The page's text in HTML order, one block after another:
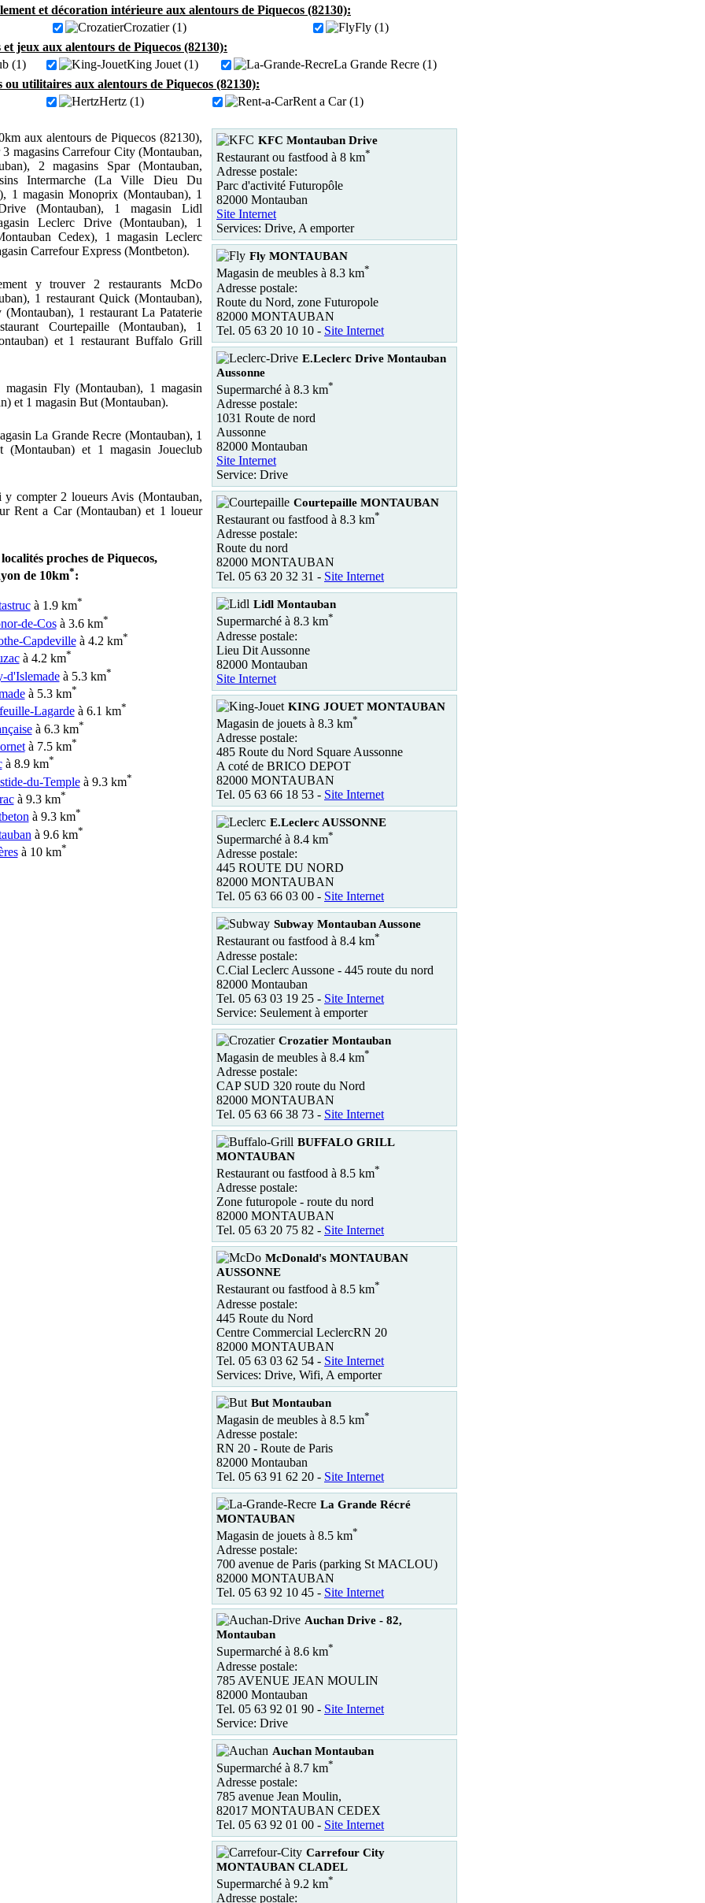
et décoration intérieure aux alentours de Piquecos (82130):
Crozatier (1)
Fly (1)
et jeux aux alentours de Piquecos (82130):
(1)
King Jouet (1)
La Grande Recre (1)
ou utilitaires aux alentours de Piquecos (82130):
Hertz (1)
Rent a Car (1)
aux alentours de Piquecos (82130),
magasins Carrefour City (Montauban,
2 magasins Spar (Montauban,
Intermarche (La Ville Dieu Du
1 magasin Monoprix (Montauban), 1
(Montauban), 1 magasin Lidl
Leclerc Drive (Montauban), 1
Cedex), 1 magasin Leclerc
Carrefour Express (Montbeton).
y trouver 2 restaurants McDo
1 restaurant Quick (Montauban),
(Montauban), 1 restaurant La Pataterie
Courtepaille (Montauban), 1
et 1 restaurant Buffalo Grill
Fly (Montauban), 1 magasin
et 1 magasin But (Montauban).
La Grande Recre (Montauban), 1
(Montauban) et 1 magasin Joueclub
y compter 2 loueurs Avis (Montauban,
Rent a Car (Montauban) et 1 loueur
proches de Piquecos,
de 10km*:
à 1.9 km*
de-Cosà 3.6 km*
Capdevilleà 4.2 km*
à 4.2 km*
d'Islemadeà 5.3 km*
à 5.3 km*
Lagardeà 6.1 km*
à 6.3 km*
à 7.5 km*
à 8.9 km*
du-Templeà 9.3 km*
à 9.3 km*
à 9.3 km*
à 9.6 km*
à 10 km*
KFC Montauban Drive
Restaurant ou fastfood à 8 km*
Adresse postale:
Parc d'activité Futuropôle
82000 Montauban
Site Internet
Services: Drive, A emporter
Fly MONTAUBAN
Magasin de meubles à 8.3 km*
Adresse postale:
Route du Nord, zone Futuropole
82000 MONTAUBAN
Tel. 05 63 20 10 10 - Site Internet
E.Leclerc Drive Montauban
Aussonne
Supermarché à 8.3 km*
Adresse postale:
1031 Route de nord
Aussonne
82000 Montauban
Site Internet
Service: Drive
Courtepaille MONTAUBAN
Restaurant ou fastfood à 8.3 km*
Adresse postale:
Route du nord
82000 MONTAUBAN
Tel. 05 63 20 32 31 - Site Internet
Lidl Montauban
Supermarché à 8.3 km*
Adresse postale:
Lieu Dit Aussonne
82000 Montauban
Site Internet
KING JOUET MONTAUBAN
Magasin de jouets à 8.3 km*
Adresse postale:
485 Route du Nord Square Aussonne
A coté de BRICO DEPOT
82000 MONTAUBAN
Tel. 05 63 66 18 53 - Site Internet
E.Leclerc AUSSONNE
Supermarché à 8.4 km*
Adresse postale:
445 ROUTE DU NORD
82000 MONTAUBAN
Tel. 05 63 66 03 00 - Site Internet
Subway Montauban Aussone
Restaurant ou fastfood à 8.4 km*
Adresse postale:
C.Cial Leclerc Aussone - 445 route du nord
82000 Montauban
Tel. 05 63 03 19 25 - Site Internet
Service: Seulement à emporter
Crozatier Montauban
Magasin de meubles à 8.4 km*
Adresse postale:
CAP SUD 320 route du Nord
82000 MONTAUBAN
Tel. 05 63 66 38 73 - Site Internet
BUFFALO GRILL
MONTAUBAN
Restaurant ou fastfood à 8.5 km*
Adresse postale:
Zone futuropole - route du nord
82000 MONTAUBAN
Tel. 05 63 20 75 82 - Site Internet
McDonald's MONTAUBAN
AUSSONNE
Restaurant ou fastfood à 8.5 km*
Adresse postale:
445 Route du Nord
Centre Commercial LeclercRN 20
82000 MONTAUBAN
Tel. 05 63 03 62 54 - Site Internet
Services: Drive, Wifi, A emporter
But Montauban
Magasin de meubles à 8.5 km*
Adresse postale:
RN 20 - Route de Paris
82000 Montauban
Tel. 05 63 91 62 20 - Site Internet
La Grande Récré
MONTAUBAN
Magasin de jouets à 8.5 km*
Adresse postale:
700 avenue de Paris (parking St MACLOU)
82000 MONTAUBAN
Tel. 05 63 92 10 45 - Site Internet
Auchan Drive - 82,
Montauban
Supermarché à 8.6 km*
Adresse postale:
785 AVENUE JEAN MOULIN
82000 Montauban
Tel. 05 63 92 01 90 - Site Internet
Service: Drive
Auchan Montauban
Supermarché à 8.7 km*
Adresse postale:
785 avenue Jean Moulin,
82017 MONTAUBAN CEDEX
Tel. 05 63 92 01 00 - Site Internet
Carrefour City
MONTAUBAN CLADEL
Supermarché à 9.2 km*
Adresse postale: